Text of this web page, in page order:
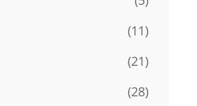
(11)
(21)
(28)